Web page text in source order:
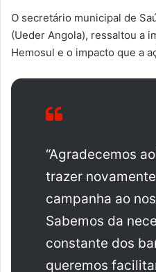
O secretário municipal de
(Ueder Angola), ressaltou a
Hemosul e o impacto que a
“Agradecemos
trazer
campanha ao
Sabemos da
constante dos
queremos